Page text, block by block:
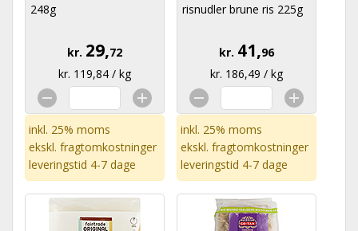
248g
kr. 29,72
kr. 119,84 / kg
inkl. 25% moms
ekskl. fragtomkostninger
leveringstid 4-7 dage
risnudler brune ris 225g
kr. 41,96
kr. 186,49 / kg
inkl. 25% moms
ekskl. fragtomkostninger
leveringstid 4-7 dage